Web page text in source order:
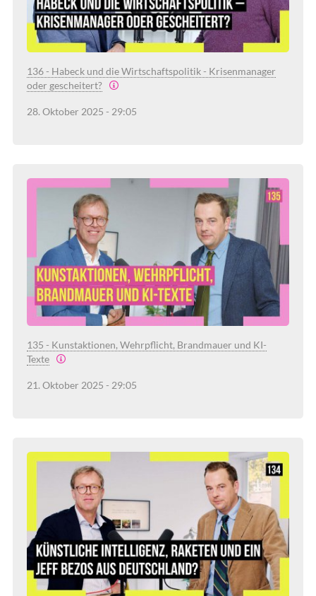
136 - Habeck und die Wirtschaftspolitik - Krisenmanager
oder gescheitert?
28. Oktober 2025 - 29:05
135 - Kunstaktionen, Wehrpflicht, Brandmauer und KI-
Texte
21. Oktober 2025 - 29:05